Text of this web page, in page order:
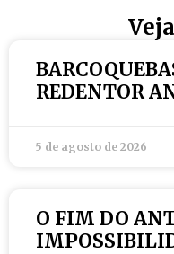
REDENTOR
5 de agosto de 2026
O FIM DO